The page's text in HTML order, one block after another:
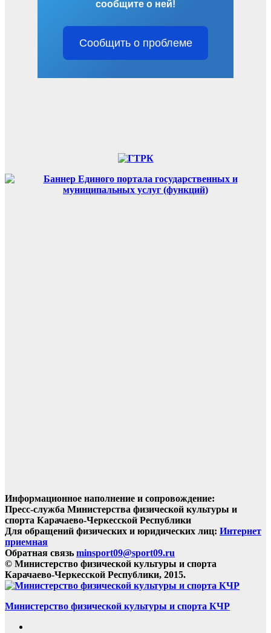
сообщите о ней!
Сообщить о проблеме
Информационное наполнение и сопровождение:
Пресс-служба Министерства физической культуры и
спорта Карачаево-Черкесской Республики
Для обращений физических и юридических лиц: Интернет
приемная
Обратная связь minsport09@sport09.ru
© Министерство физической культуры и спорта
Карачаево-Черкесской Республики, 2015.
Министерство физической культуры и спорта КЧР